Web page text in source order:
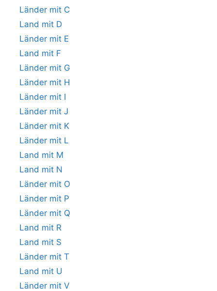
Länder mit C
Land mit D
Länder mit E
Land mit F
Länder mit G
Länder mit H
Länder mit I
Länder mit J
Länder mit K
Länder mit L
Land mit M
Land mit N
Länder mit O
Länder mit P
Länder mit Q
Land mit R
Land mit S
Länder mit T
Land mit U
Länder mit V